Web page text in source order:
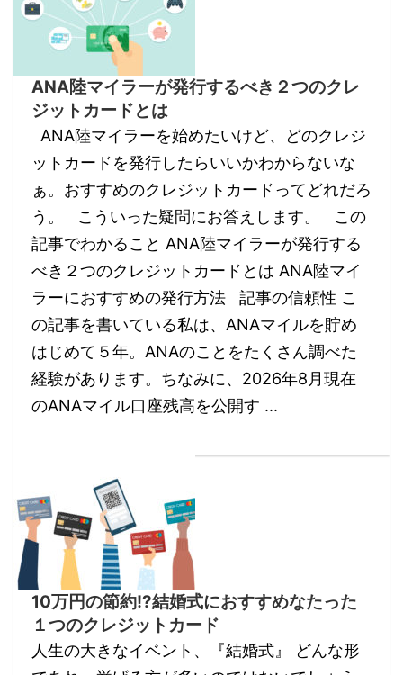
ANA陸マイラーが発行するべき２つのクレ
ジットカードとは
ANA陸マイラーを始めたいけど、どのクレジ
ットカードを発行したらいいかわからないな
ぁ。おすすめのクレジットカードってどれだろ
う。 こういった疑問にお答えします。 この
記事でわかること ANA陸マイラーが発行する
べき２つのクレジットカードとは ANA陸マイ
ラーにおすすめの発行方法 記事の信頼性 こ
の記事を書いている私は、ANAマイルを貯め
はじめて５年。ANAのことをたくさん調べた
経験があります。ちなみに、2026年8月現在
のANAマイル口座残高を公開す ...
10万円の節約!?結婚式におすすめなたった
１つのクレジットカード
人生の大きなイベント、『結婚式』 どんな形